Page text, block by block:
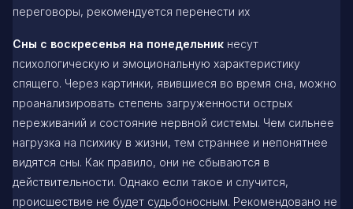
переговоры, рекомендуется перенести их
Сны с воскресенья на понедельник несут
психологическую и эмоциональную характеристику
спящего. Через картинки, явившиеся во время сна, можно
проанализировать степень загруженности острых
переживаний и состояние нервной системы. Чем сильнее
нагрузка на психику в жизни, тем страннее и непонятнее
видятся сны. Как правило, они не сбываются в
действительности. Однако если такое и случится,
происшествие не будет судьбоносным. Рекомендовано не